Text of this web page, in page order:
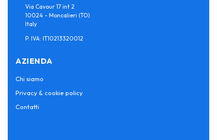
Via Cavour 17 int 2
10024 - Moncalieri (TO)
Italy
P. IVA: IT10213320012
AZIENDA
Chi siamo
Privacy & cookie policy
Contatti